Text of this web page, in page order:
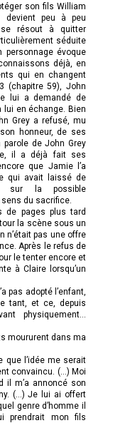
son fils William
devient peu à peu
résout à quitter
séduite
évoque
déjà, en
qui en changent
(chapitre 59), John
lui a demandé de
lui en échange. Bien
Grey a refusé, mu
honneur, de ses
de John Grey
il a déjà fait ses
que Jamie l’a
qui avait laissé de
sur la possible
du sacrifice.
de pages plus tard
la scène sous un
n’était pas une offre
Après le refus de
le tenter encore et
à Claire lorsqu’un
pas adopté l’enfant,
tant, et ce, depuis
physiquement…
moururent dans ma
que l’idée me serait
convaincu. (…) Moi
il m’a annoncé son
(…) Je lui ai offert
genre d’homme il
prendrait mon fils